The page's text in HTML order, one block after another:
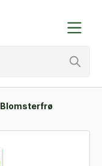
Blomsterfrø